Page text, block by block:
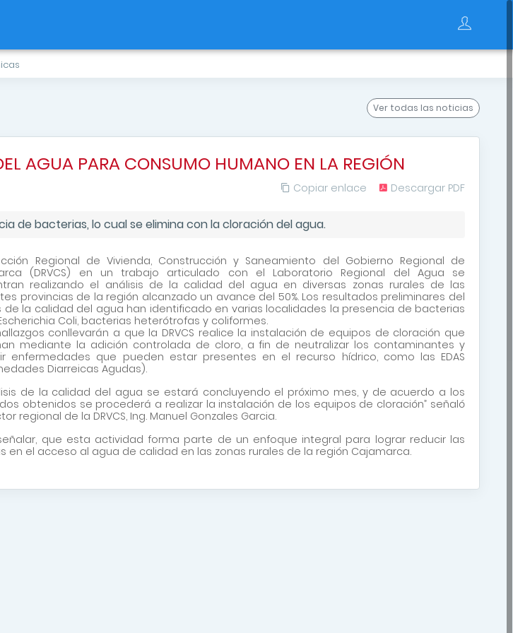
Ver todas las noticias
AGUA PARA CONSUMO HUMANO EN LA REGIÓN
Descargar PDF
Copiar enlace
de bacterias, lo cual se elimina con la cloración del agua.
Regional de Vivienda, Construcción y Saneamiento del Gobierno Regional de
(DRVCS) en un trabajo articulado con el Laboratorio Regional del Agua se
realizando el análisis de la calidad del agua en diversas zonas rurales de las
provincias de la región alcanzado un avance del 50%. Los resultados preliminares del
de la calidad del agua han identificado en varias localidades la presencia de bacterias
Coli, bacterias heterótrofas y coliformes.
conllevarán a que la DRVCS realice la instalación de equipos de cloración que
mediante la adición controlada de cloro, a fin de neutralizar los contaminantes y
enfermedades que pueden estar presentes en el recurso hídrico, como las EDAS
Diarreicas Agudas).
de la calidad del agua se estará concluyendo el próximo mes, y de acuerdo a los
obtenidos se procederá a realizar la instalación de los equipos de cloración” señaló
regional de la DRVCS, Ing. Manuel Gonzales Garcia.
que esta actividad forma parte de un enfoque integral para lograr reducir las
en el acceso al agua de calidad en las zonas rurales de la región Cajamarca.